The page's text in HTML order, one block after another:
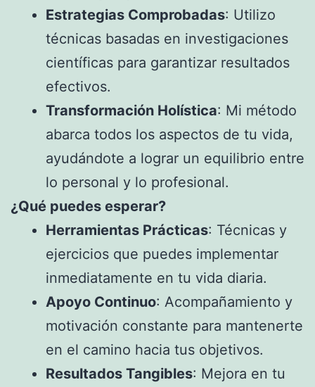
Estrategias Comprobadas: Utilizo
técnicas basadas en investigaciones
científicas para garantizar resultados
efectivos.
Transformación Holística: Mi método
abarca todos los aspectos de tu vida,
ayudándote a lograr un equilibrio entre
lo personal y lo profesional.
¿Qué puedes esperar?
Herramientas Prácticas: Técnicas y
ejercicios que puedes implementar
inmediatamente en tu vida diaria.
Apoyo Continuo: Acompañamiento y
motivación constante para mantenerte
en el camino hacia tus objetivos.
Resultados Tangibles: Mejora en tu